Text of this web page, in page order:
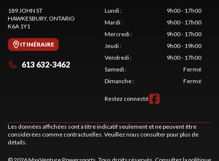
189 JOHN ST
HAWKESBURY, ONTARIO
K6A 1Y1
ITINÉRAIRE
613 632-3462
Lundi:
9h00 - 17h00
Mardi:
9h00 - 17h00
Mercredi:
9h00 - 17h00
Jeudi:
9h00 - 19h00
Vendredi:
9h00 - 17h00
Samedi:
Fermé
Dimanche: Fermé
Restez connecté
Les données affichées sont à titre indicatif seulement et ne peuvent être
considérées comme contractuelles. Veuillez nous consulter pour plus de
détails.